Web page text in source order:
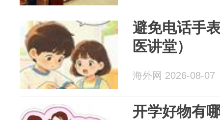
避免电话手
医讲堂）
海外网 2026-08-07
开学好物有